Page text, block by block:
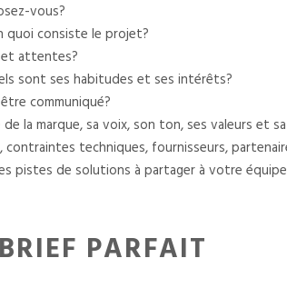
vous?
quoi consiste le projet?
attentes?
sont ses habitudes et ses intérêts?
communiqué?
la marque, sa voix, son ton, ses valeurs et
contraintes techniques, fournisseurs,
pistes de solutions à partager à votre
PARFAIT